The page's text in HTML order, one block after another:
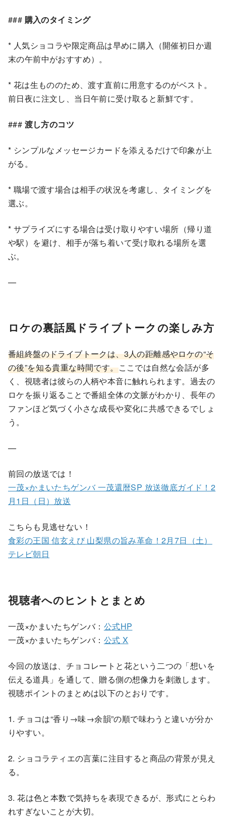
### 購入のタイミング
* 人気ショコラや限定商品は早めに購入（開催初日か週
末の午前中がおすすめ）。
* 花は生もののため、渡す直前に用意するのがベスト。
前日夜に注文し、当日午前に受け取ると新鮮です。
### 渡し方のコツ
* シンプルなメッセージカードを添えるだけで印象が上
がる。
* 職場で渡す場合は相手の状況を考慮し、タイミングを
選ぶ。
* サプライズにする場合は受け取りやすい場所（帰り道
や駅）を避け、相手が落ち着いて受け取れる場所を選
ぶ。
—
ロケの裏話風ドライブトークの楽しみ方
番組終盤のドライブトークは、3人の距離感やロケの“そ
の後”を知る貴重な時間です。ここでは自然な会話が多
く、視聴者は彼らの人柄や本音に触れられます。過去の
ロケを振り返ることで番組全体の文脈がわかり、長年の
ファンほど気づく小さな成長や変化に共感できるでしょ
う。
—
前回の放送では！
一茂×かまいたちゲンバ 一茂還暦SP 放送徹底ガイド！2
月1日（日）放送
こちらも見逃せない！
食彩の王国 信玄えび 山梨県の旨み革命！2月7日（土）
テレビ朝日
視聴者へのヒントとまとめ
一茂×かまいたちゲンバ： 公式HP
一茂×かまいたちゲンバ： 公式 X
今回の放送は、チョコレートと花という二つの「想いを
伝える道具」を通して、贈る側の想像力を刺激します。
視聴ポイントのまとめは以下のとおりです。
1. チョコは“香り→味→余韻”の順で味わうと違いが分か
りやすい。
2. ショコラティエの言葉に注目すると商品の背景が見え
る。
3. 花は色と本数で気持ちを表現できるが、形式にとらわ
れすぎないことが大切。